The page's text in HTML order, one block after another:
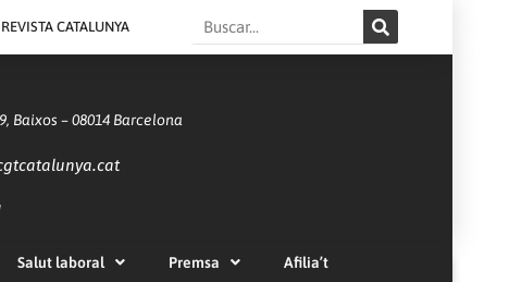
REVISTA CATALUNYA Search
Baixos – 08014 Barcelona
Salut laboral Premsa Afilia’t